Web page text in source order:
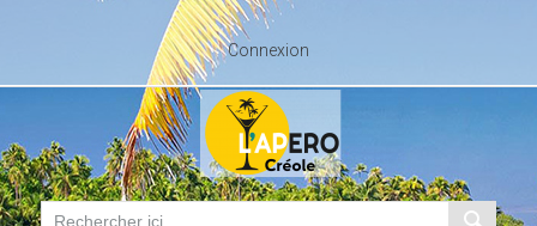
Connexion